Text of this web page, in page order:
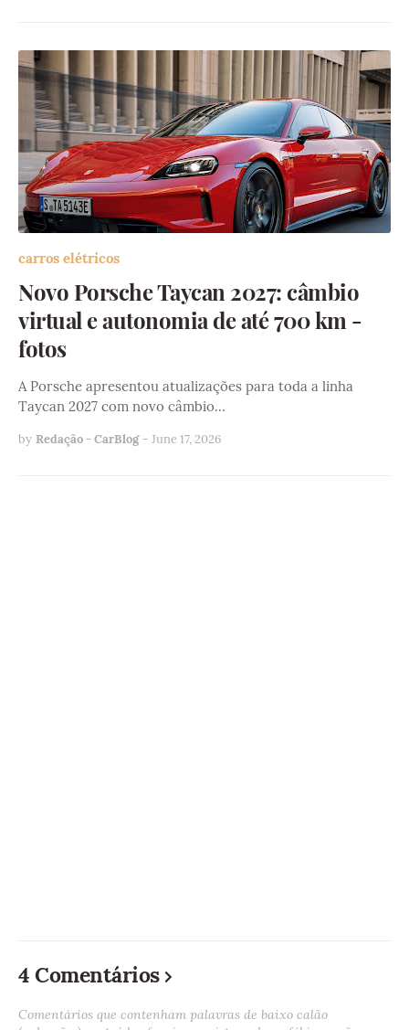
carros elétricos
Novo Porsche Taycan 2027: câmbio
virtual e autonomia de até 700 km -
fotos
A Porsche apresentou atualizações para toda a linha
Taycan 2027 com novo câmbio…
by Redação - CarBlog - June 17, 2026
4 Comentários
Comentários que contenham palavras de baixo calão